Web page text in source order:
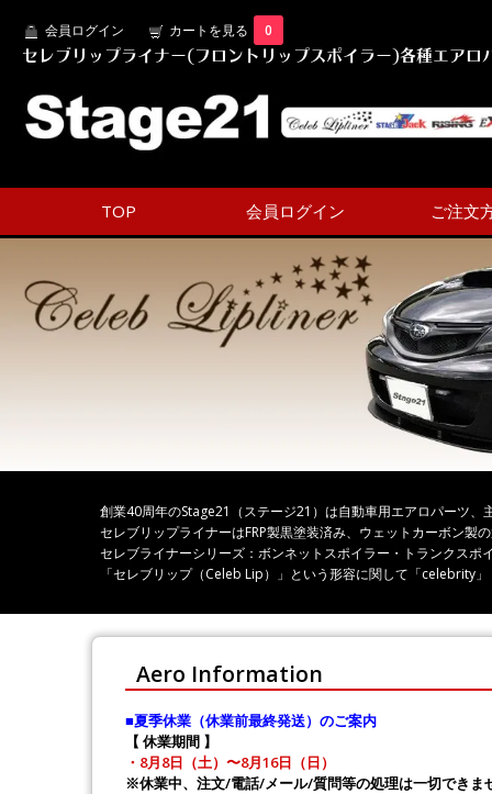
会員ログイン カートを見る 0
セレブリップライナー(フロントリップスポイラー)各種エア
TOP 会員ログイン ご注文
創業40周年のStage21（ステージ21）は自動車用エアロパーツ
セレブリップライナーはFRP製黒塗装済み、ウェットカーボン製
セレブライナーシリーズ：ボンネットスポイラー・トランクスポ
「セレブリップ（Celeb Lip）」という形容に関して「celebrity
Aero Information
■夏季休業（休業前最終発送）のご案内
【 休業期間 】
・8月8日（土）〜8月16日（日）
※休業中、注文/電話/メール/質問等の処理は一切できま